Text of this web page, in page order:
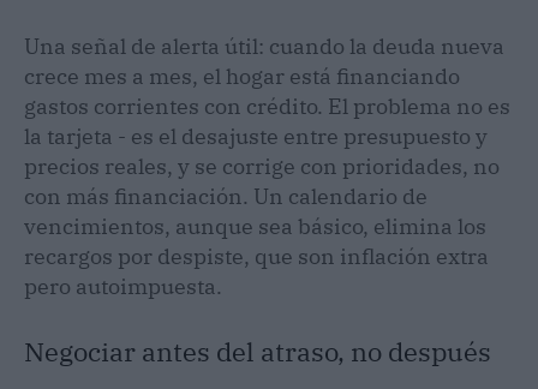
Una señal de alerta útil: cuando la deuda nueva
crece mes a mes, el hogar está financiando
gastos corrientes con crédito. El problema no es
la tarjeta - es el desajuste entre presupuesto y
precios reales, y se corrige con prioridades, no
con más financiación. Un calendario de
vencimientos, aunque sea básico, elimina los
recargos por despiste, que son inflación extra
pero autoimpuesta.
Negociar antes del atraso, no después